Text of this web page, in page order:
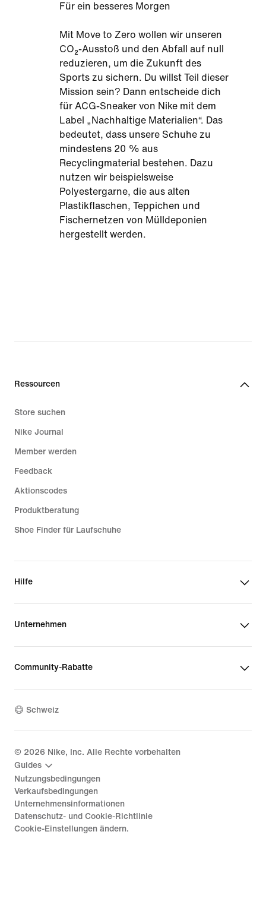
Für ein besseres Morgen
Mit Move to Zero wollen wir unseren
CO₂-Ausstoß und den Abfall auf null
reduzieren, um die Zukunft des
Sports zu sichern. Du willst Teil dieser
Mission sein? Dann entscheide dich
für ACG-Sneaker von Nike mit dem
Label „Nachhaltige Materialien“. Das
bedeutet, dass unsere Schuhe zu
mindestens 20 % aus
Recyclingmaterial bestehen. Dazu
nutzen wir beispielsweise
Polyestergarne, die aus alten
Plastikflaschen, Teppichen und
Fischernetzen von Mülldeponien
hergestellt werden.
Ressourcen
Store suchen
Nike Journal
Member werden
Feedback
Aktionscodes
Produktberatung
Shoe Finder für Laufschuhe
Hilfe
Unternehmen
Community-Rabatte
Schweiz
© 2026 Nike, Inc. Alle Rechte vorbehalten
Guides
Nutzungsbedingungen
Verkaufsbedingungen
Unternehmensinformationen
Datenschutz- und Cookie-Richtlinie
Cookie-Einstellungen ändern.